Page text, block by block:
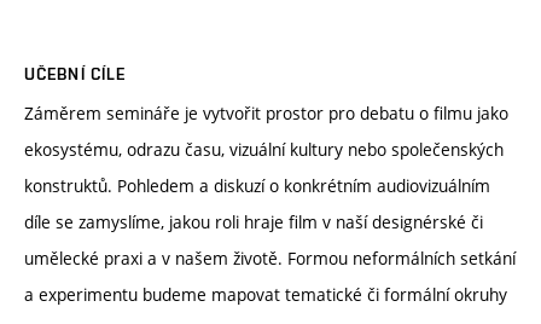
UČEBNÍ CÍLE
Záměrem semináře je vytvořit prostor pro debatu o filmu jako
ekosystému, odrazu času, vizuální kultury nebo společenských
konstruktů. Pohledem a diskuzí o konkrétním audiovizuálním
díle se zamyslíme, jakou roli hraje film v naší designérské či
umělecké praxi a v našem životě. Formou neformálních setkání
a experimentu budeme mapovat tematické či formální okruhy